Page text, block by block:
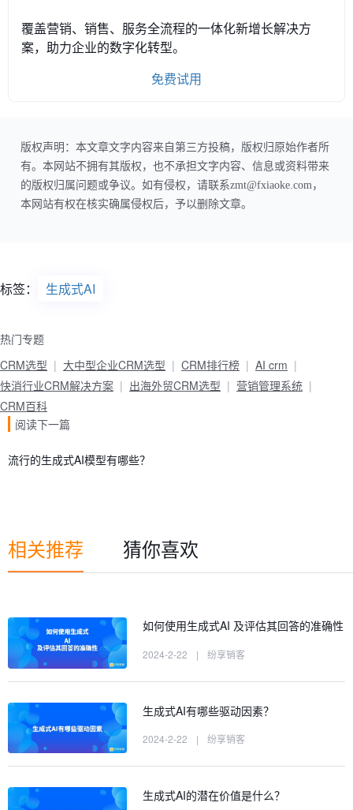
覆盖营销、销售、服务全流程的一体化新增长解决方
案，助力企业的数字化转型。
免费试用
版权声明：本文章文字内容来自第三方投稿，版权归原始作者所
有。本网站不拥有其版权，也不承担文字内容、信息或资料带来
的版权归属问题或争议。如有侵权，请联系zmt@fxiaoke.com，
本网站有权在核实确属侵权后，予以删除文章。
标签： 生成式AI
热门专题
CRM选型
大中型企业CRM选型 CRM排行榜
AI crm
快消行业CRM解决方案
出海外贸CRM选型
营销管理系统
CRM百科
阅读下一篇
流行的生成式AI模型有哪些？
相关推荐 猜你喜欢
如何使用生成式AI 及评估其回答的准确性
2024-2-22 | 纷享销客
生成式AI有哪些驱动因素？
2024-2-22 | 纷享销客
生成式AI的潜在价值是什么？